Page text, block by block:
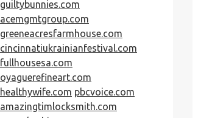
guiltybunnies.com
acemgmtgroup.com
greeneacresfarmhouse.com
cincinnatiukrainianfestival.com
fullhousesa.com
oyaguerefineart.com
healthywife.com pbcvoice.com
amazingtimlocksmith.com